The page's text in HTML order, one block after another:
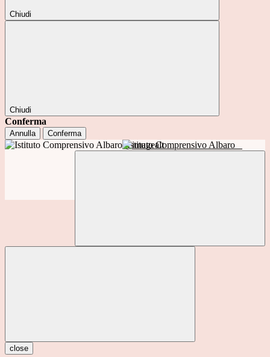
Chiudi
Chiudi
Conferma
Annulla Conferma
Istituto Comprensivo Albaro
close